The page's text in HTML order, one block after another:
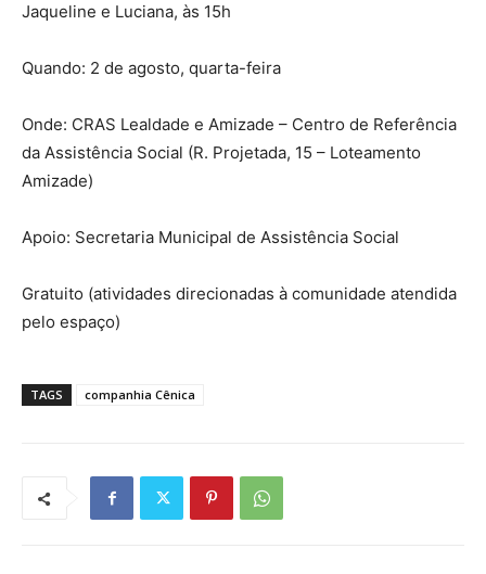
Jaqueline e Luciana, às 15h
Quando: 2 de agosto, quarta-feira
Onde: CRAS Lealdade e Amizade – Centro de Referência
da Assistência Social (R. Projetada, 15 – Loteamento
Amizade)
Apoio: Secretaria Municipal de Assistência Social
Gratuito (atividades direcionadas à comunidade atendida
pelo espaço)
TAGS companhia Cênica